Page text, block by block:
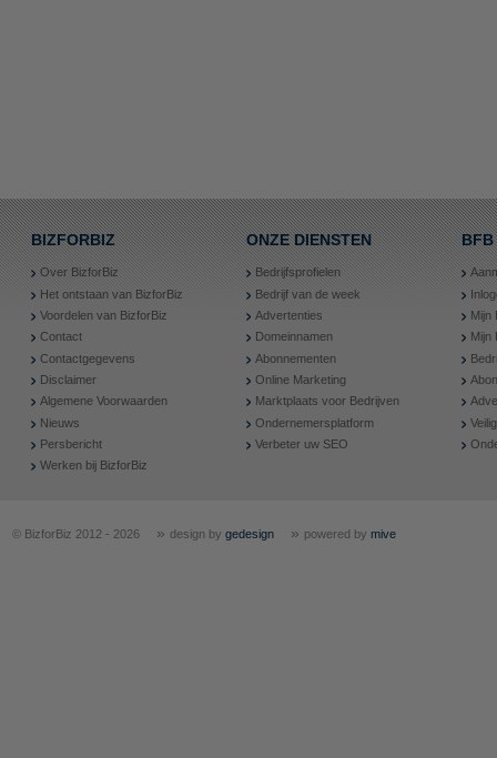
BIZFORBIZ
Over BizforBiz
Het ontstaan van BizforBiz
Voordelen van BizforBiz
Contact
Contactgegevens
Disclaimer
Algemene Voorwaarden
Nieuws
Persbericht
Werken bij BizforBiz
ONZE DIENSTEN
Bedrijfsprofielen
Bedrijf van de week
Advertenties
Domeinnamen
Abonnementen
Online Marketing
Marktplaats voor Bedrijven
Ondernemersplatform
Verbeter uw SEO
BFB
Mijn
Mijn
© BizforBiz 2012 - 2026 » design by gedesign » powered by mive